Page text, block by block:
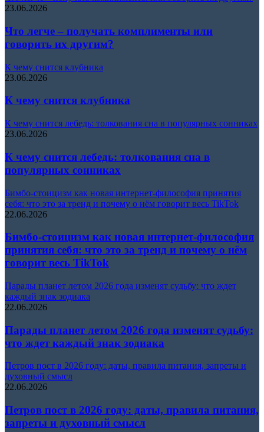
23.06.2026
Что легче – получать комплименты или
говорить их другим?
К чему снится клубника
23.06.2026
К чему снится клубника
К чему снится лебедь: толкования сна в популярных сонниках
23.06.2026
К чему снится лебедь: толкования сна в
популярных сонниках
Бимбо-стоицизм как новая интернет-философия принятия
себя: что это за тренд и почему о нём говорит весь TikTok
22.06.2026
Бимбо-стоицизм как новая интернет-философия
принятия себя: что это за тренд и почему о нём
говорит весь TikTok
Парады планет летом 2026 года изменят судьбу: что ждет
каждый знак зодиака
22.06.2026
Парады планет летом 2026 года изменят судьбу:
что ждет каждый знак зодиака
Петров пост в 2026 году: даты, правила питания, запреты и
духовный смысл
22.06.2026
Петров пост в 2026 году: даты, правила питания,
запреты и духовный смысл